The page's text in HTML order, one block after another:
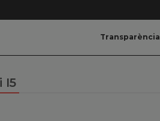
Transparència
I5